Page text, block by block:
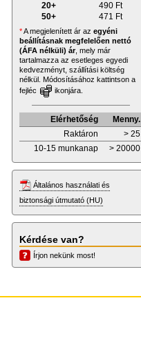
20+
490 Ft
50+
471 Ft
*A megjelenített ár az egyéni
beállításnak megfelelően nettó
(ÁFA nélküli) ár, mely már
tartalmazza az esetleges egyedi
kedvezményt, szállítási költség
nélkül. Módosításához kattintson a
fejléc
ikonjára.
Elérhetőség
Menny.
Raktáron
> 25
10-15 munkanap
> 20000
Általános használati és
biztonsági útmutató (HU)
Kérdése van?
Írjon nekünk most!